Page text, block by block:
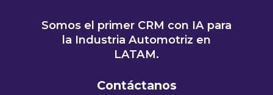
Somos el primer CRM con IA para
la Industria Automotriz en
LATAM.
Contáctanos